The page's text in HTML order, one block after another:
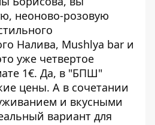
неоново-розовую
Налива, Mushlya bar и
уже четвертое
1€. Да, в "БПШ"
цены. А в сочетании
и вкусными
вариант для